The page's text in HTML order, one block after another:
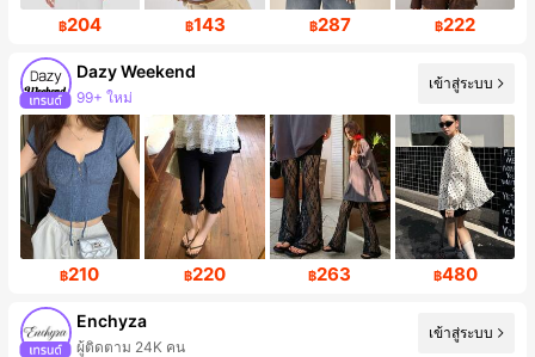
฿204 ฿143 ฿287 ฿222
Dazy Weekend
99+ ใหม่
ผู้ติดตาม 947K คน
เข้าสู่ระบบ
฿210 ฿220 ฿263 ฿480
Enchyza
ผู้ติดตาม 24K คน
เข้าสู่ระบบ